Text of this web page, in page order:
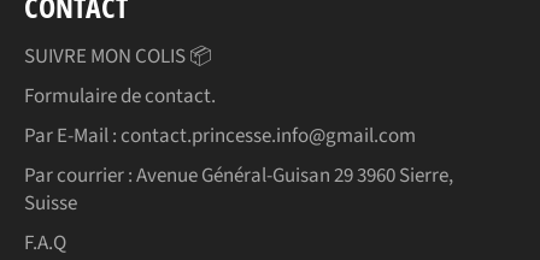
SUIVRE MON COLIS 📦
Formulaire de contact.
Par E-Mail : contact.princesse.info@gmail.com
Par courrier : Avenue Général-Guisan 29 3960 Sierre,
Suisse
F.A.Q